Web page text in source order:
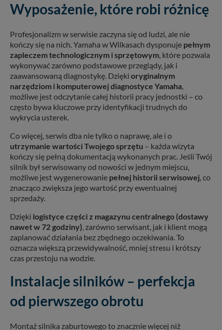
Wyposażenie, które robi różnicę
Profesjonalizm w serwisie zaczyna się od ludzi, ale nie
kończy się na nich. Yamaha w Wilkasach dysponuje pełnym
zapleczem technologicznym i sprzętowym, które pozwala
wykonywać zarówno podstawowe przeglądy, jak i
zaawansowaną diagnostykę. Dzięki oryginalnym
narzędziom i komputerowej diagnostyce Yamaha,
możliwe jest odczytanie całej historii pracy jednostki – co
często bywa kluczowe przy identyfikacji trudnych do
wykrycia usterek.
Co więcej, serwis dba nie tylko o naprawę, ale i o
utrzymanie wartości Twojego sprzętu – każda wizyta
kończy się pełną dokumentacją wykonanych prac. Jeśli Twój
silnik był serwisowany od nowości w jednym miejscu,
możliwe jest wygenerowanie pełnej historii serwisowej, co
znacząco zwiększa jego wartość przy ewentualnej
sprzedaży.
Dzięki logistyce części z magazynu centralnego (dostawy
nawet w 72 godziny), zarówno serwisant, jak i klient mogą
zaplanować działania bez zbędnego oczekiwania. To
oznacza większą przewidywalność, mniej stresu i krótszy
czas przestoju na wodzie.
Instalacje silników – perfekcja
od pierwszego obrotu
Montaż silnika zaburtowego to znacznie więcej niż